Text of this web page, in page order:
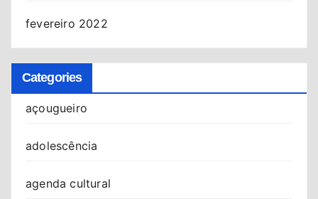
fevereiro 2022
Categories
açougueiro
adolescência
agenda cultural